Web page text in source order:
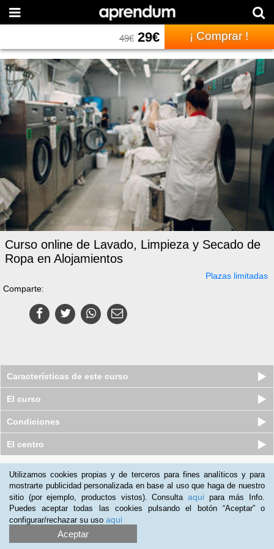
49€29€ ¡ Comprar !
Curso online de Lavado, Limpieza y Secado de
Ropa en Alojamientos
Plazas limitadas
Comparte:
Características de este curso
El curso
Condiciones
El centro
Utilizamos cookies propias y de terceros para fines analíticos y para
mostrarte publicidad personalizada en base al uso que haga de nuestro
sitio (por ejemplo, productos vistos). Consulta aqui para más Info.
Puedes aceptar todas las cookies pulsando el botón “Aceptar” o
configurar/rechazar su uso aqui
Aceptar
Promociona tu negocio |Programa de Afiliación
2012-2026 Aprendum
LLámanos: